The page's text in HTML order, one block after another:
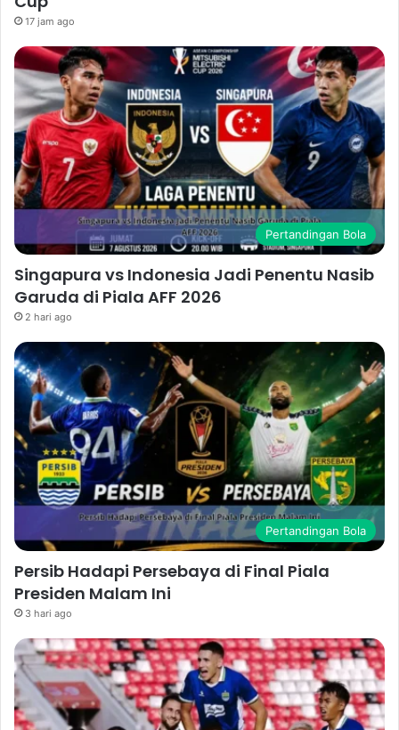
17 jam ago
Pertandingan Bola
Singapura vs Indonesia Jadi Penentu Nasib
Garuda di Piala AFF 2026
2 hari ago
Pertandingan Bola
Persib Hadapi Persebaya di Final Piala
Presiden Malam Ini
3 hari ago